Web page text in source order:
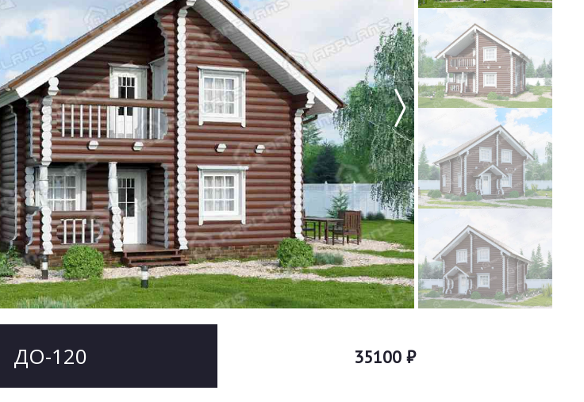
ДО-120 35100 ₽